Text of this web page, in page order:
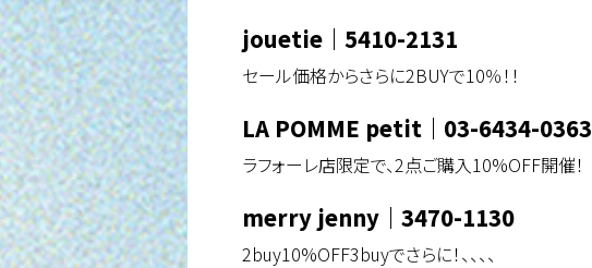
jouetie ｜ 5410-2131
セール価格からさらに2BUYで10％！！
LA POMME petit ｜ 03-6434-0363
ラフォーレ店限定で、2点ご購入10%OFF開催！
merry jenny ｜ 3470-1130
2buy10%OFF3buyでさらに！、、、、